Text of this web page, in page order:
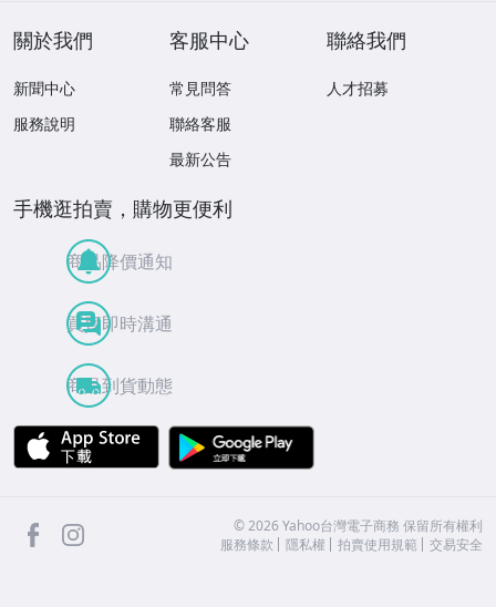
關於我們
新聞中心
服務說明
客服中心
常見問答
聯絡客服
最新公告
聯絡我們
人才招募
手機逛拍賣，購物更便利
商品降價通知
買賣即時溝通
商品到貨動態
APP Store
facebook ©2026 Yahoo台灣電子商務 保留所有權利
服務條款
隱私權 拍賣使用規範 交易安全